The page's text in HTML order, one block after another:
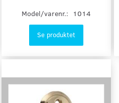
Model/varenr.: 1014
Se produktet